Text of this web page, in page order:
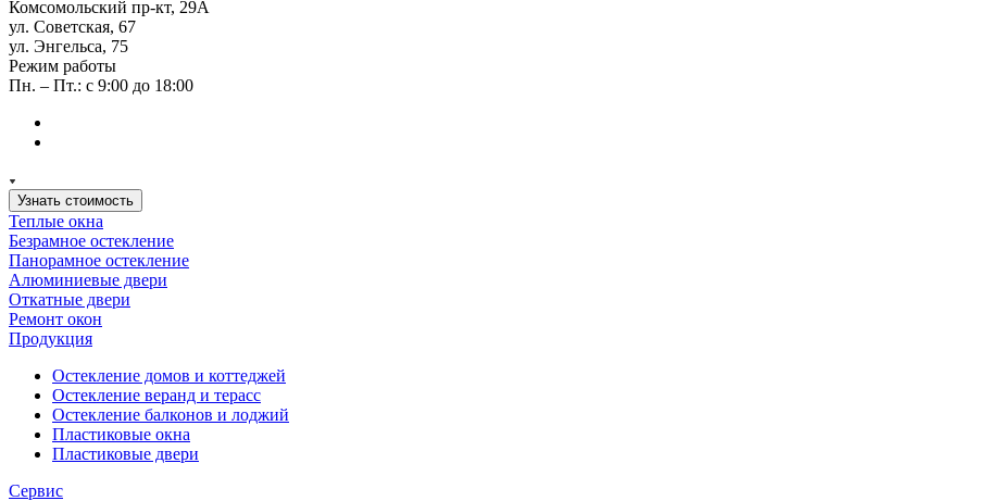
Комсомольский пр-кт, 29А
ул. Советская, 67
ул. Энгельса, 75
Режим работы
Пн. – Пт.: с 9:00 до 18:00
Узнать стоимость
Теплые окна
Безрамное остекление
Панорамное остекление
Алюминиевые двери
Откатные двери
Ремонт окон
Продукция
Остекление домов и коттеджей
Остекление веранд и терасс
Остекление балконов и лоджий
Пластиковые окна
Пластиковые двери
Сервис